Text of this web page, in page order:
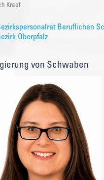
Krapf
Beruflichen
Oberpfalz
von Schwaben